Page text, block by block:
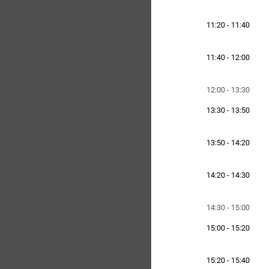
11:20 - 11:40
11:40 - 12:00
12:00 - 13:30
13:30 - 13:50
13:50 - 14:20
14:20 - 14:30
14:30 - 15:00
15:00 - 15:20
15:20 - 15:40